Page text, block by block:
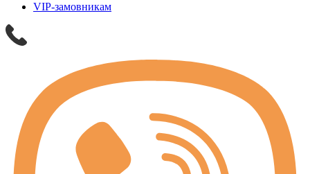
VIP-замовникам